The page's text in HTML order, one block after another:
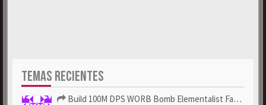
TEMAS RECIENTES
Build 100M DPS WORB Bomb Elementalist Fast - Grab POE Curren...